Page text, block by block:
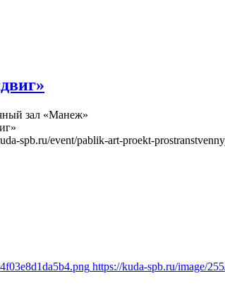
зал «Манеж»
spb.ru/event/pablik-art-proekt-
https://kuda-spb.ru/image/